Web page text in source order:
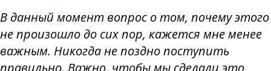
В данный момент вопрос о том, почему этого
не произошло до сих пор, кажется мне менее
важным. Никогда не поздно поступить